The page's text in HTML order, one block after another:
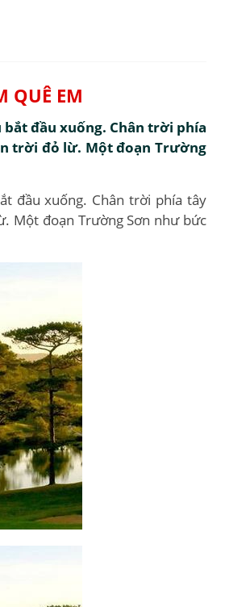
QUÊ EM
đầu xuống. Chân trời phía
trời đỏ lừ. Một đoạn Trường
đầu xuống. Chân trời phía tây
Một đoạn Trường Sơn như bức